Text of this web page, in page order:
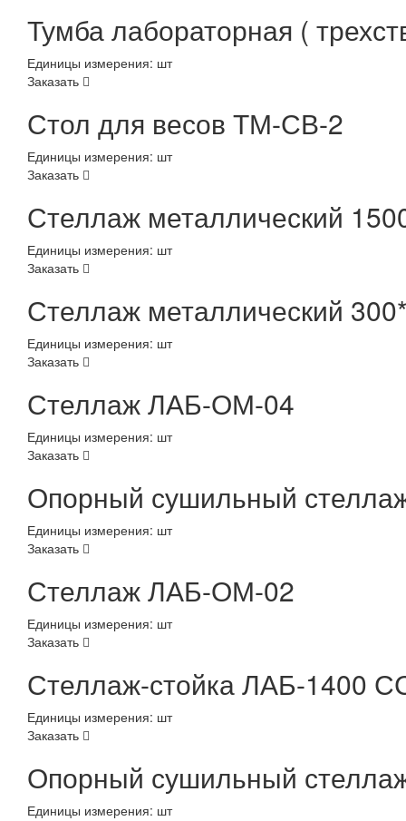
Тумба лабораторная (
Единицы измерения: шт
Заказать
Стол для весов ТМ-СВ-2
Единицы измерения: шт
Заказать
Стеллаж металлический
Единицы измерения: шт
Заказать
Стеллаж металлический
Единицы измерения: шт
Заказать
Стеллаж ЛАБ-ОМ-04
Единицы измерения: шт
Заказать
Опорный сушильный
Единицы измерения: шт
Заказать
Стеллаж ЛАБ-ОМ-02
Единицы измерения: шт
Заказать
Стеллаж-стойка ЛАБ-1400
Единицы измерения: шт
Заказать
Опорный сушильный
Единицы измерения: шт